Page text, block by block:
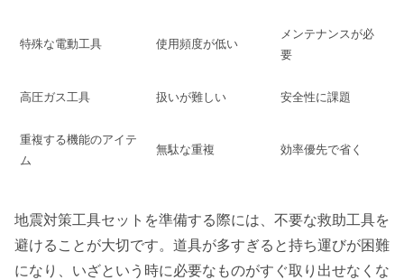
特殊な電動工具 使用頻度が低い
メンテナンスが必
要
高圧ガス工具 扱いが難しい 安全性に課題
重複する機能のアイテ
ム
無駄な重複 効率優先で省く
地震対策工具セットを準備する際には、不要な救助工具を
避けることが大切です。道具が多すぎると持ち運びが困難
になり、いざという時に必要なものがすぐ取り出せなくな